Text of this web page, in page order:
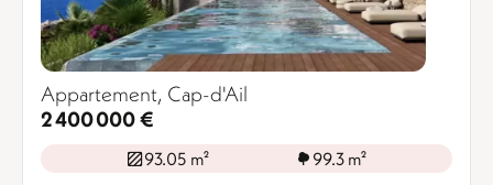
Appartement, Cap-d'Ail
2 400 000 €
93.05 m² 99.3 m²